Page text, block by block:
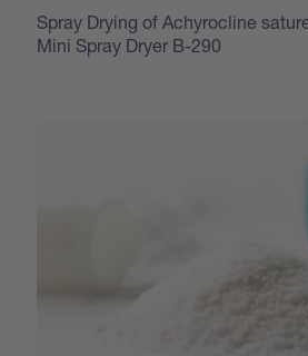
Spray Drying of Achyrocline
Mini Spray Dryer B-290